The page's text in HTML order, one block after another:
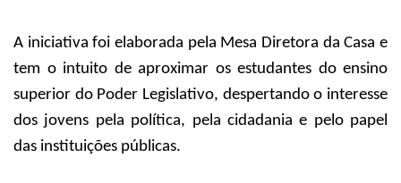
A iniciativa foi elaborada pela Mesa Diretora da Casa e
tem o intuito de aproximar os estudantes do ensino
superior do Poder Legislativo, despertando o interesse
dos jovens pela política, pela cidadania e pelo papel
das instituições públicas.